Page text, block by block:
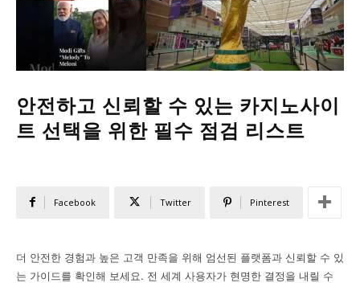
안전하고 신뢰할 수 있는 카지노사이
트 선택을 위한 필수 점검 리스트
Facebook Twitter Pinterest
더 안전한 경험과 높은 고객 만족을 위해 엄선된 플랫폼과 신뢰할 수 있
는 가이드를 확인해 보세요. 전 세계 사용자가 현명한 결정을 내릴 수